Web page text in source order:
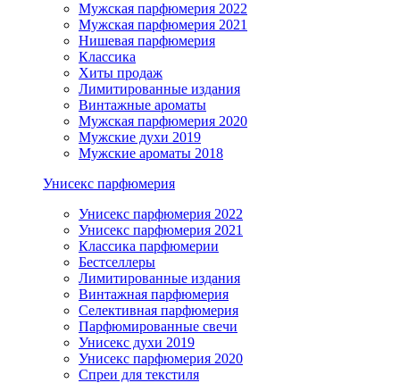
Мужская парфюмерия 2022
Мужская парфюмерия 2021
Нишевая парфюмерия
Классика
Хиты продаж
Лимитированные издания
Винтажные ароматы
Мужская парфюмерия 2020
Мужские духи 2019
Мужские ароматы 2018
Унисекс парфюмерия
Унисекс парфюмерия 2022
Унисекс парфюмерия 2021
Классика парфюмерии
Бестселлеры
Лимитированные издания
Винтажная парфюмерия
Селективная парфюмерия
Парфюмированные свечи
Унисекс духи 2019
Унисекс парфюмерия 2020
Спреи для текстиля